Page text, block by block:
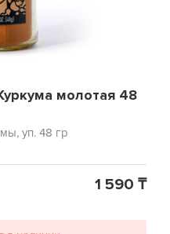
молотая 48
уп. 48 гр
1 590 ₸